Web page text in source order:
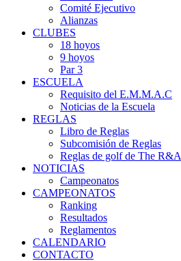
Comité Ejecutivo
Alianzas
CLUBES
18 hoyos
9 hoyos
Par 3
ESCUELA
Requisito del E.M.M.A.C
Noticias de la Escuela
REGLAS
Libro de Reglas
Subcomisión de Reglas
Reglas de golf de The R&A
NOTICIAS
Campeonatos
CAMPEONATOS
Ranking
Resultados
Reglamentos
CALENDARIO
CONTACTO